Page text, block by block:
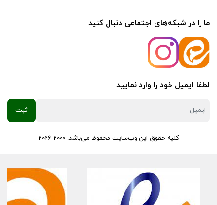
ما را در شبکه‌های اجتماعی دنبال کنید
لطفا ایمیل خود را وارد نمایید
کلیه حقوق این وب‌سایت محفوظ می‌باشد. 2000-2026